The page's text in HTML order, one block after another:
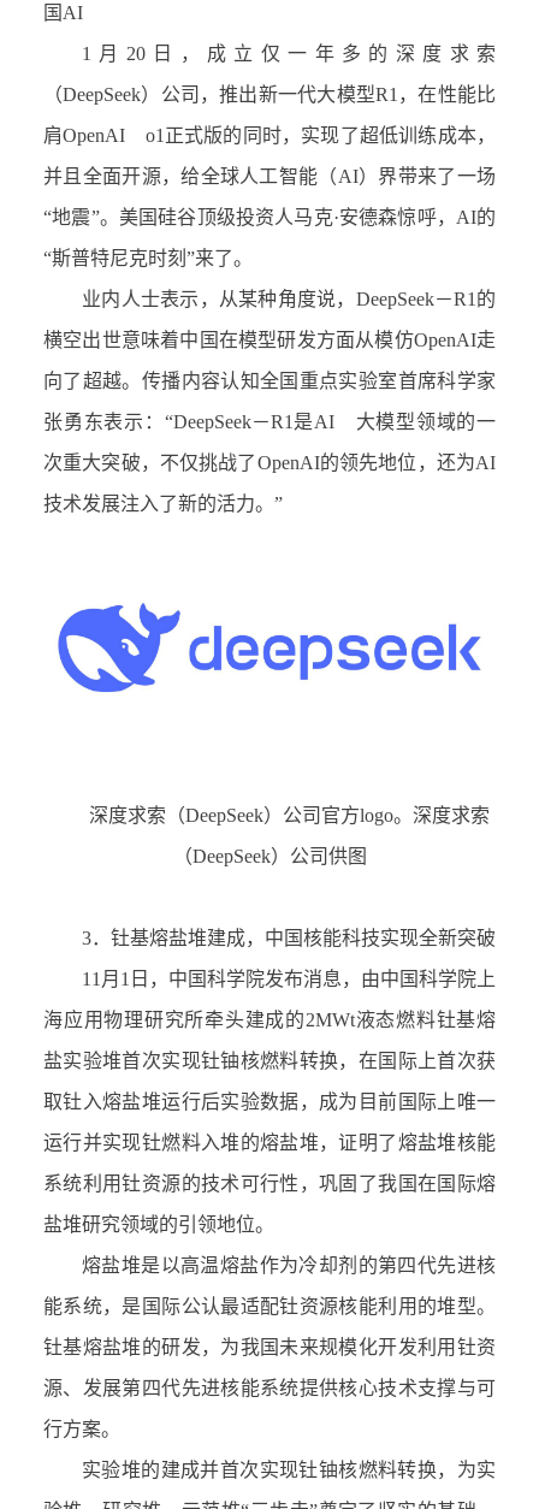
国 AI
1
月 20日，成立仅一年多的深度求索
（DeepSeek）公司，推出新一代大模型R1 ，在性能比
肩OpenAI o1 正式版的同时，实现了超低训练成本，
并且全面开源，给全球人工智能（AI）界带来了一场
“地震”。美国硅谷顶级投资人马克·安德森惊呼， AI的
“斯普特尼克时刻 ”来了。
业内人士表示，从某种角度说， DeepSeek－R1 的
横空出世意味着中国在模型研发方面从模仿OpenAI走
向了超越。传播内容认知全国重点实验室首席科学家
张勇东表示： “DeepSeek－R1 是AI 大模型领域的一
次重大突破，不仅挑战了OpenAI的领先地位，还为AI
技术发展注入了新的活力。 ”
深度求索（DeepSeek）公司 官方logo。深度求索
（DeepSeek）公司供图
3． 钍基熔盐堆建成， 中国核能科技实现全新突破
11 月 1 日，中国科学院发布消息，由中国科学院上
海应用物理研究所牵头建成的2MWt液态燃料钍基熔
盐实验堆首次实现钍铀核燃料转换， 在国际上首次获
取钍入熔盐堆运行后实验数据，成为目前国际上唯一
运行并实现钍燃料入堆的熔盐堆，证明了熔盐堆核能
系统利用钍资源的技术可行性，巩固了我国在国际熔
盐堆研究领域的引领地位。
熔盐堆是以高温熔盐作为冷却剂的第四代先进核
能系统，是国际公认最适配钍资源核能利用的堆型。
钍基熔盐堆的研发，为我国未来规模化开发利用钍资
源、发展第四代先进核能系统提供核心技术支撑与可
行方案。
实验堆的建成并首次实现钍铀核燃料转换，为实